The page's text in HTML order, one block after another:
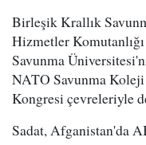
Birleşik Krallık
Hizmetler
Savunma
NATO Savunma
Kongresi çevreleriyle
Sadat, Afganistan'da